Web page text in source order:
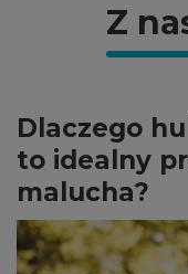
Z
Dlaczego
to idealny
malucha?